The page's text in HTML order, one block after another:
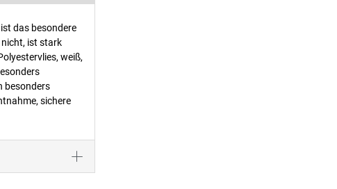
das besondere
ist stark
weiß,
besonders
sichere